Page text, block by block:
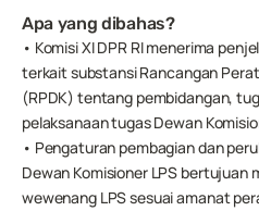
Apa yang dibahas?
• Komisi XI DPR RI menerima
terkait substansi Rancangan
(RPDK) tentang pembidangan,
pelaksanaan tugas Dewan
• Pengaturan pembagian dan
Dewan Komisioner LPS bertujuan
wewenang LPS sesuai amanat